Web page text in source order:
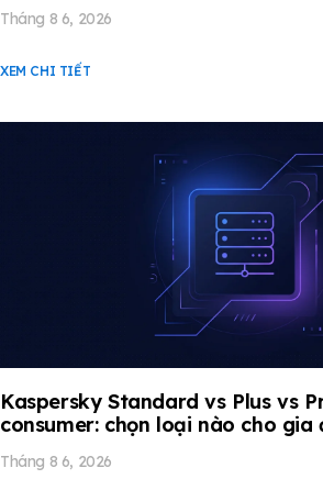
Tháng 8 6, 2026
XEM CHI TIẾT
Kaspersky Standard vs Plus vs
consumer: chọn loại nào cho gia
Tháng 8 6, 2026